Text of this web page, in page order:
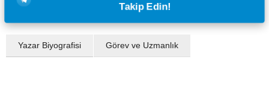
Takip Edin!
Yazar Biyografisi Görev ve Uzmanlık